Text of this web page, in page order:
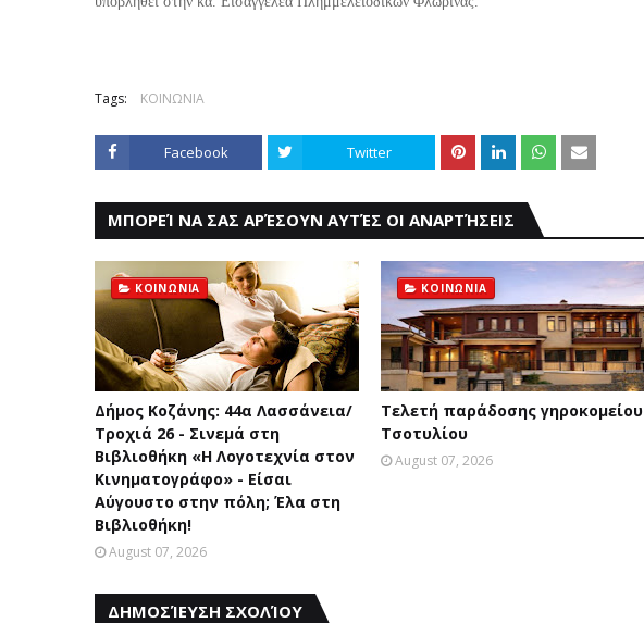
Tags: ΚΟΙΝΩΝΙΑ
Facebook Twitter
ΜΠΟΡΕΊ ΝΑ ΣΑΣ ΑΡΈΣΟΥΝ ΑΥΤΈΣ ΟΙ ΑΝΑΡΤΉΣΕΙΣ
ΚΟΙΝΩΝΙΑ
Δήμος Κοζάνης: 44α Λασσάνεια/
Τροχιά 26 - Σινεμά στη
Βιβλιοθήκη «Η Λογοτεχνία στον
Κινηματογράφο» - Είσαι
Αύγουστο στην πόλη; Έλα στη
Βιβλιοθήκη!
August 07, 2026
ΚΟΙΝΩΝΙΑ
Τελετή παράδοσης γηροκομείου
Τσοτυλίου
August 07, 2026
ΔΗΜΟΣΊΕΥΣΗ ΣΧΟΛΊΟΥ